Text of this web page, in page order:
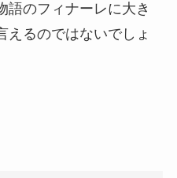
語のフィナーレに大き
えるのではないでしょ